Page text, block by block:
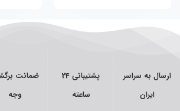
به سراسر
ایران
پشتیبانی 24
ساعته
ضمانت برگشت